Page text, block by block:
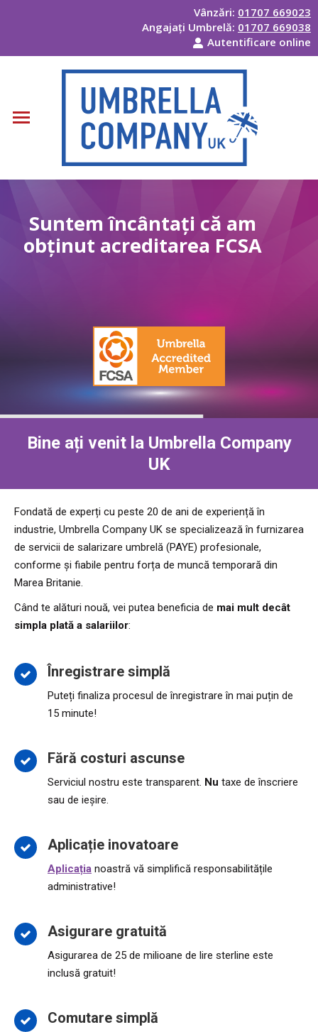
Vânzări: 01707 669023
Angajați Umbrelă: 01707 669038
Autentificare online
Suntem încântați că am
obținut acreditarea FCSA
Bine ați venit la Umbrella Company
UK
Fondată de experți cu peste 20 de ani de experiență în
industrie, Umbrella Company UK se specializează în furnizarea
de servicii de salarizare umbrelă (PAYE) profesionale,
conforme și fiabile pentru forța de muncă temporară din
Marea Britanie.
Când te alături nouă, vei putea beneficia de mai mult decât
simpla plată a salariilor:
Înregistrare simplă
Puteți finaliza procesul de înregistrare în mai puțin de
15 minute!
Fără costuri ascunse
Serviciul nostru este transparent. Nu taxe de înscriere
sau de ieșire.
Aplicație inovatoare
Aplicația noastră vă simplifică responsabilitățile
administrative!
Asigurare gratuită
Asigurarea de 25 de milioane de lire sterline este
inclusă gratuit!
Comutare simplă